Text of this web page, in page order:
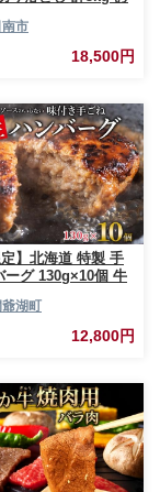
装 万能食材 おす
食品 炒め物 お弁当
ぶ しゃぶしゃぶ 焼
ント おすそ分け 宮
送料無料_CCV2-26
市
18,500円
定】北海道 特製 手
ーグ 130g×10個 牛
小分け ジューシー
的 簡単 調理 グルメ
お肉屋 たどころ 送
湖町
12,800円